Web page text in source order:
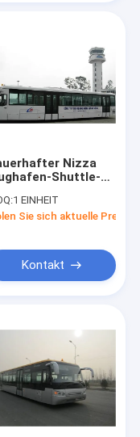
Nizza
Shuttle-
Sitzen
1 EINHEIT
Sie sich aktuelle Preis
Kontakt